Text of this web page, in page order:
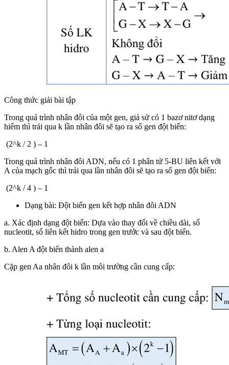
Công thức giải bài tập
Trong quá trình nhân đôi của một gen, giả sử có 1 bazơ nitơ dạng
hiếm thì trải qua k lần nhân đôi sẽ tạo ra số gen đột biến:
(2^k / 2 ) – 1
Trong quá trình nhân đôi ADN, nếu có 1 phân tử 5-BU liên kết với
A của mạch gốc thì trải qua lần nhân đôi sẽ tạo ra số gen đột biến:
(2^k / 4 ) – 1
Dạng bài: Đột biến gen kết hợp nhân đôi ADN
a. Xác định dạng đột biến: Dựa vào thay đổi về chiều dài, số
nucleotit, số liên kết hidro trong gen trước và sau đột biến.
b. Alen A đột biến thành alen a
Cặp gen Aa nhân đôi k lần môi trường cần cung cấp: